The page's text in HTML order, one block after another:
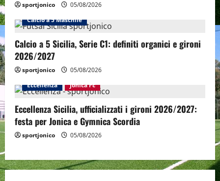
sportjonico
05/08/2026
Calcio a 5 Maschile
Calcio a 5 Sicilia, Serie C1: definiti organici e gironi
2026/2027
sportjonico
05/08/2026
Eccellenza
Jonica Fc
Eccellenza Sicilia, ufficializzati i gironi 2026/2027:
festa per Jonica e Gymnica Scordia
sportjonico 05/08/2026